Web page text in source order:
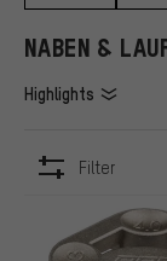
NABEN &
Highlights
Filter